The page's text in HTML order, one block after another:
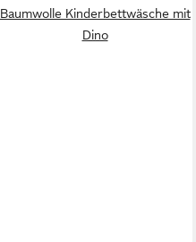
Baumwolle Kinderbettwäsche mit
Dino